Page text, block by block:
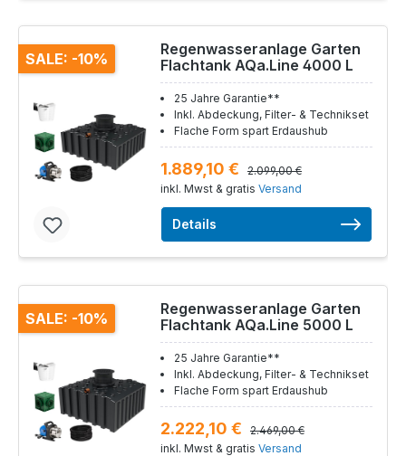
SALE: -10%
Regenwasseranlage Garten
Flachtank AQa.Line 4000 L
25 Jahre Garantie**
Inkl. Abdeckung, Filter- & Technikset
Flache Form spart Erdaushub
1.889,10 €
2.099,00 €
inkl. Mwst & gratis Versand
Details
SALE: -10%
Regenwasseranlage Garten
Flachtank AQa.Line 5000 L
25 Jahre Garantie**
Inkl. Abdeckung, Filter- & Technikset
Flache Form spart Erdaushub
2.222,10 €
2.469,00 €
inkl. Mwst & gratis Versand